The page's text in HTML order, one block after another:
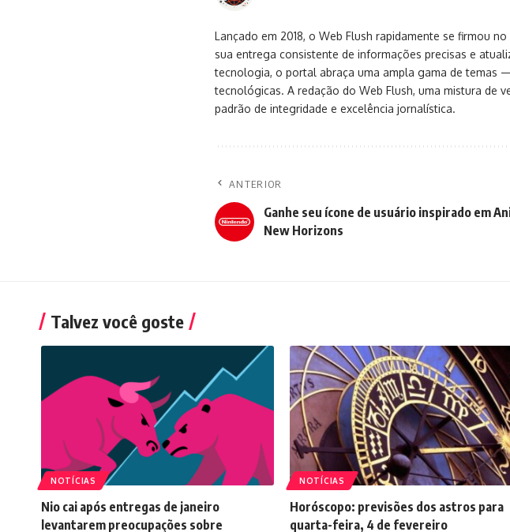
Lançado em 2018, o Web Flush rapidamente se firmou
sua entrega consistente de informações precisas e
tecnologia, o portal abraça uma ampla gama de temas
tecnológicas. A redação do Web Flush, uma mistura de
padrão de integridade e excelência jornalística.
ANTERIOR
Ganhe seu ícone de usuário inspirado em
New Horizons
Talvez você goste
NOTÍCIAS
Nio cai após entregas de janeiro
levantarem preocupações sobre
NOTÍCIAS
Horóscopo: previsões dos astros para
quarta-feira, 4 de fevereiro